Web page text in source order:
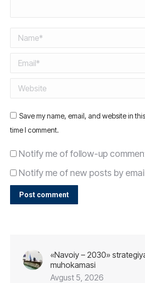
Name *
Email *
Website
Save my name, email, and website in
time I comment.
Notify me of follow-up
Notify me of new posts by
Post comment
«Navoiy – 2030»
muhokamasi
Avgust 5, 2026